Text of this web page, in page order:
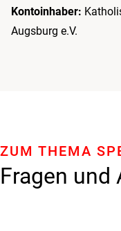
Kontoinhaber:
Augsburg e.V.
Fragen und
ZUM THEMA